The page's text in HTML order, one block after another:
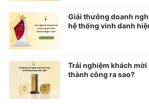
Giải thưởng doanh
hệ thống vinh danh
Trải nghiệm khách
thành công ra sao?